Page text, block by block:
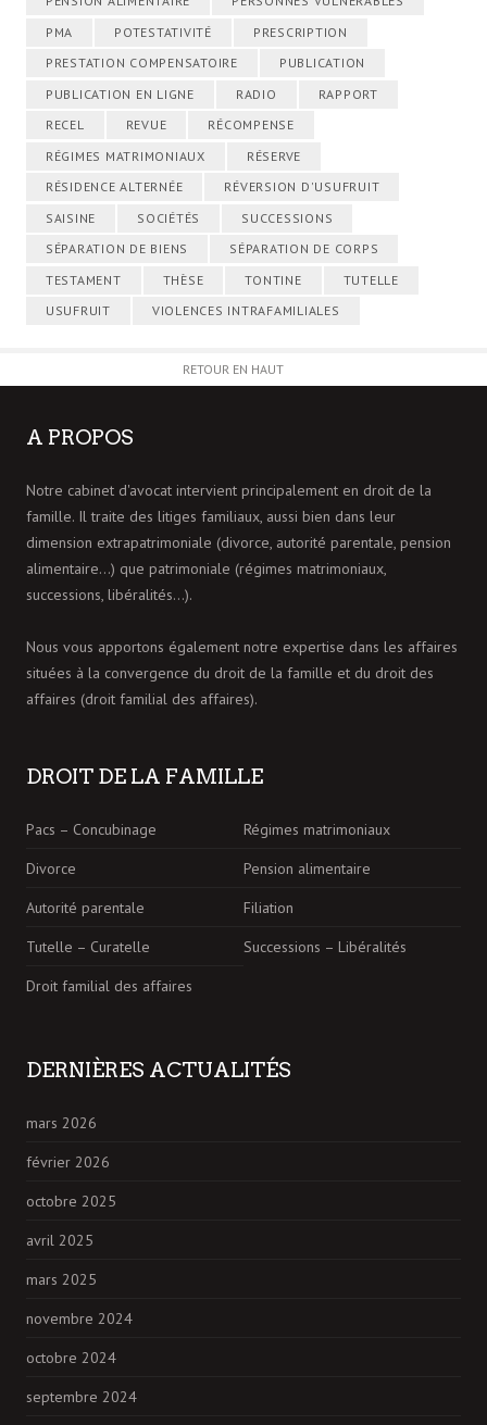
PMA
POTESTATIVITÉ
PRESCRIPTION
PRESTATION COMPENSATOIRE
PUBLICATION
PUBLICATION EN LIGNE
RADIO
RAPPORT
RECEL
REVUE
RÉCOMPENSE
RÉGIMES MATRIMONIAUX
RÉSERVE
RÉSIDENCE ALTERNÉE
RÉVERSION D'USUFRUIT
SAISINE
SOCIÉTÉS
SUCCESSIONS
SÉPARATION DE BIENS
SÉPARATION DE CORPS
TESTAMENT
THÈSE TONTINE
TUTELLE
USUFRUIT
VIOLENCES INTRAFAMILIALES
RETOUR EN HAUT
A PROPOS
Notre cabinet d'avocat intervient principalement en droit de la
famille. Il traite des litiges familiaux, aussi bien dans leur
dimension extrapatrimoniale (divorce, autorité parentale, pension
alimentaire…) que patrimoniale (régimes matrimoniaux,
successions, libéralités…).
Nous vous apportons également notre expertise dans les affaires
situées à la convergence du droit de la famille et du droit des
affaires (droit familial des affaires).
DROIT DE LA FAMILLE
Pacs – Concubinage
Régimes matrimoniaux
Divorce
Pension alimentaire
Autorité parentale
Filiation
Tutelle – Curatelle
Successions – Libéralités
Droit familial des affaires
DERNIÈRES ACTUALITÉS
mars 2026
février 2026
octobre 2025
avril 2025
mars 2025
novembre 2024
octobre 2024
septembre 2024